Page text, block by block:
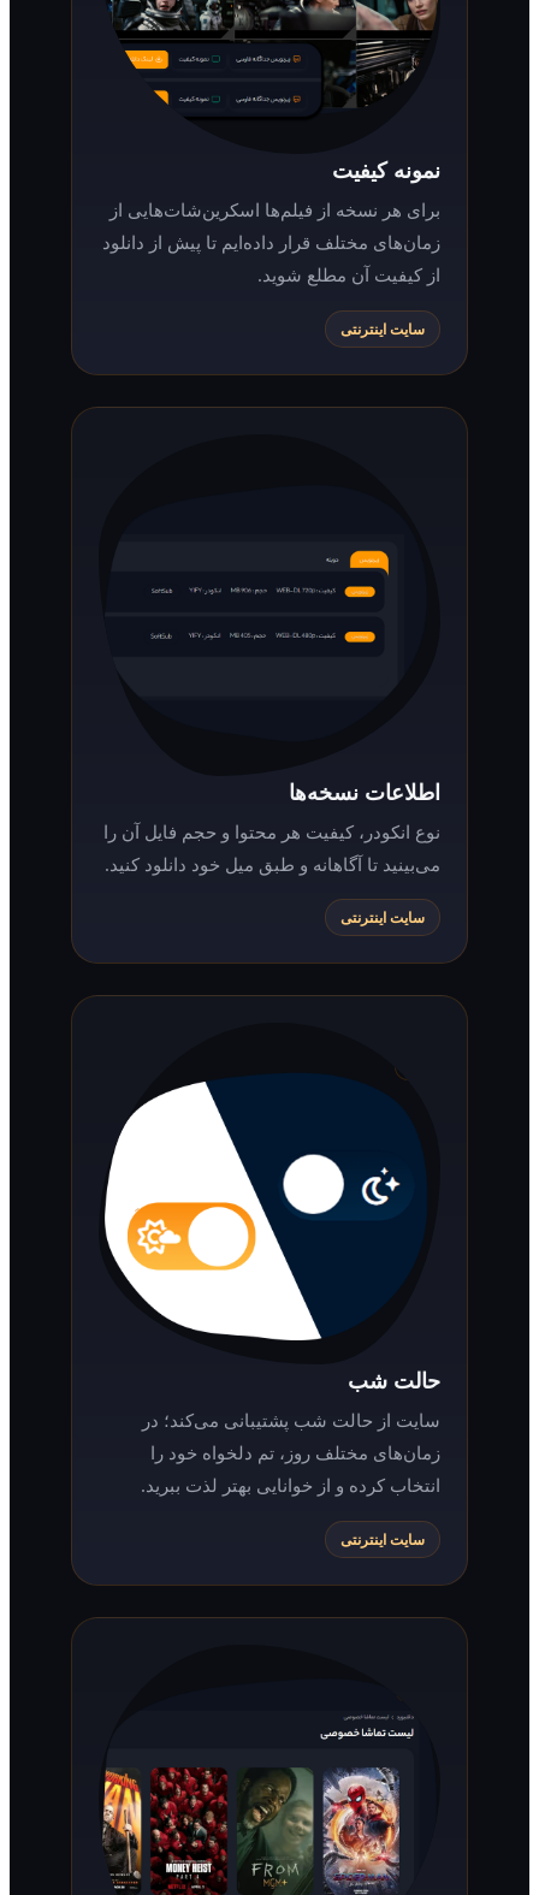
نمونه کیفیت
برای هر نسخه از فیلم‌ها اسکرین‌شات‌هایی از
زمان‌های مختلف قرار داده‌ایم تا پیش از دانلود
از کیفیت آن مطلع شوید.
سایت اینترنتی
اطلاعات نسخه‌ها
نوع انکودر، کیفیت هر محتوا و حجم فایل آن را
می‌بینید تا آگاهانه و طبق میل خود دانلود کنید.
سایت اینترنتی
حالت شب
سایت از حالت شب پشتیبانی می‌کند؛ در
زمان‌های مختلف روز، تم دلخواه خود را
انتخاب کرده و از خوانایی بهتر لذت ببرید.
سایت اینترنتی